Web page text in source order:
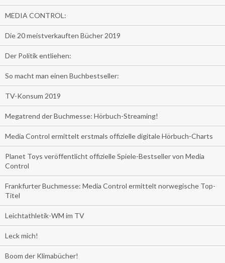
MEDIA CONTROL:
Die 20 meistverkauften Bücher 2019
Der Politik entliehen:
So macht man einen Buchbestseller:
TV-Konsum 2019
Megatrend der Buchmesse: Hörbuch-Streaming!
Media Control ermittelt erstmals offizielle digitale Hörbuch-Charts
Planet Toys veröffentlicht offizielle Spiele-Bestseller von Media
Control
Frankfurter Buchmesse: Media Control ermittelt norwegische Top-
Titel
Leichtathletik-WM im TV
Leck mich!
Boom der Klimabücher!